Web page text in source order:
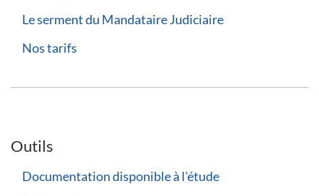
Le serment du Mandataire Judiciaire
Nos tarifs
Outils
Documentation disponible à l'étude